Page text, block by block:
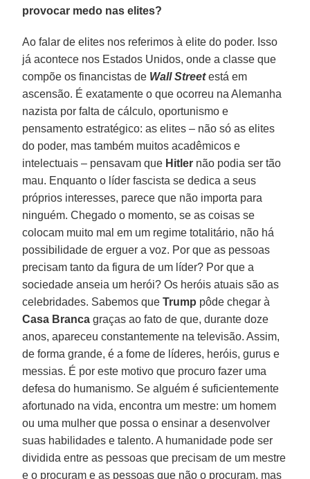
provocar medo nas elites?
Ao falar de elites nos referimos à elite do poder. Isso
já acontece nos Estados Unidos, onde a classe que
compõe os financistas de Wall Streetestá em
ascensão. É exatamente o que ocorreu na Alemanha
nazista por falta de cálculo, oportunismo e
pensamento estratégico: as elites – não só as elites
do poder, mas também muitos acadêmicos e
intelectuais – pensavam que Hitler não podia ser tão
mau. Enquanto o líder fascista se dedica a seus
próprios interesses, parece que não importa para
ninguém. Chegado o momento, se as coisas se
colocam muito mal em um regime totalitário, não há
possibilidade de erguer a voz. Por que as pessoas
precisam tanto da figura de um líder? Por que a
sociedade anseia um herói? Os heróis atuais são as
celebridades. Sabemos queTrump pôde chegar à
Casa Branca graças ao fato de que, durante doze
anos, apareceu constantemente na televisão. Assim,
de forma grande, é a fome de líderes, heróis, gurus e
messias. É por este motivo que procuro fazer uma
defesa do humanismo. Se alguém é suficientemente
afortunado na vida, encontra um mestre: um homem
ou uma mulher que possa o ensinar a desenvolver
suas habilidades e talento. A humanidade pode ser
dividida entre as pessoas que precisam de um mestre
e o procuram e as pessoas que não o procuram, mas